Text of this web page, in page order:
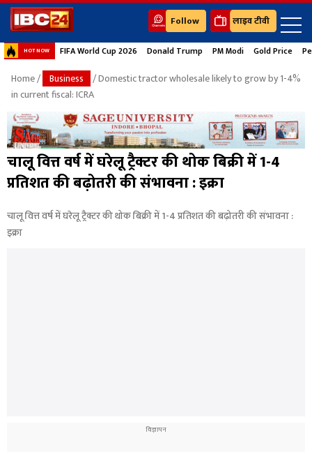
Follow लाइव टीवी
HOT NOW FIFA World Cup 2026 Donald Trump PM Modi Gold Price
Home/ Business
/ Domestic tractor wholesale likely to grow by 1-4%
in current fiscal: ICRA
चालू वित्त वर्ष में घरेलू ट्रैक्टर की थोक बिक्री में 1-4
प्रतिशत की बढ़ोतरी की संभावना : इक्रा
चालू वित्त वर्ष में घरेलू ट्रैक्टर की थोक बिक्री में 1-4 प्रतिशत की बढ़ोतरी की संभावना :
इक्रा